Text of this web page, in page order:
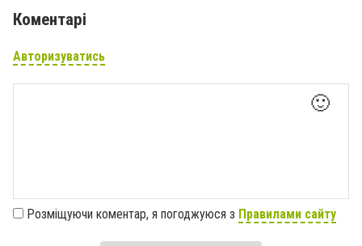
Коментарі
Авторизуватись
🙂
Розміщуючи коментар, я погоджуюся з Правилами сайту